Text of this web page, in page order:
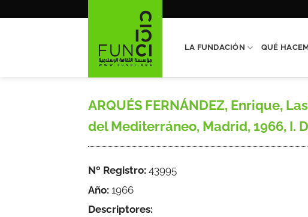
LA FUNDACIÓN QUÉ
ARQUÉS FERNÁNDEZ, Enrique,
del Mediterráneo, Madrid, 1966, I.
Nº Registro: 43995
Año: 1966
Descriptores: